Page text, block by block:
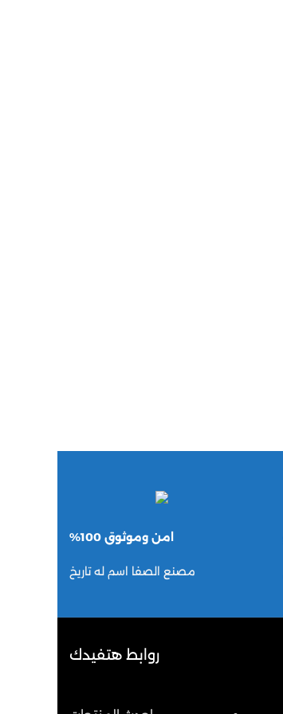
امن وموثوق 100%
مصنع الصفا اسم له تاريخ
روابط هتفيدك